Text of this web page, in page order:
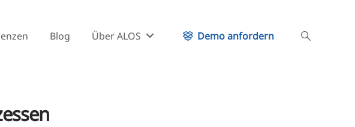
Blog Über ALOS Demo anfordern